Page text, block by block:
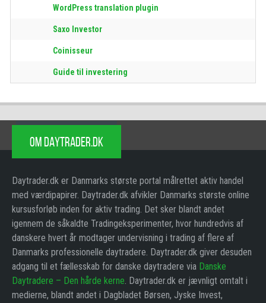
WordPress translation plugin
Saxo Investor
Coinisseur
Guide til investering
OM DAYTRADER.DK
Daytrader.dk er Danmarks største portal målrettet aktiv handel
med værdipapirer. Daytrader.dk afvikler Danmarks største online
kursusforløb inden for aktiv trading. Det sker blandt andet
igennem de såkaldte Tradingeksperimenter, hvor hundredvis af
danskere hvert år modtager undervisning i trading af flere af
Danmarks professionelle daytradere. Daytrader.dk giver desuden
adgang til et fællesskab for danske daytradere via Danske
Daytradere – Den hårde kerne. Daytrader.dk er jævnligt omtalt i
medierne, blandt andet i Dagbladet Børsen, Jyske Invest,